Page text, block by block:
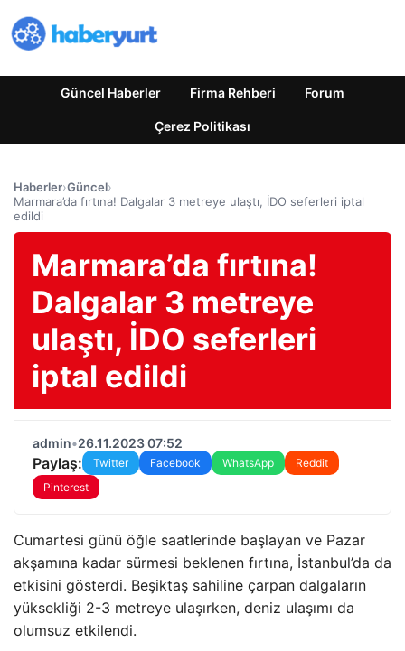
Güncel Haberler Firma Rehberi Forum
Çerez Politikası
Haberler›Güncel›
Marmara’da fırtına! Dalgalar 3 metreye ulaştı, İDO seferleri iptal
edildi
Marmara’da fırtına!
Dalgalar 3 metreye
ulaştı, İDO seferleri
iptal edildi
admin•26.11.2023 07:52
Paylaş: Twitter Facebook WhatsApp
Reddit
Pinterest
Cumartesi günü öğle saatlerinde başlayan ve Pazar
akşamına kadar sürmesi beklenen fırtına, İstanbul’da da
etkisini gösterdi. Beşiktaş sahiline çarpan dalgaların
yüksekliği 2-3 metreye ulaşırken, deniz ulaşımı da
olumsuz etkilendi.